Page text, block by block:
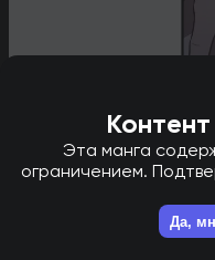
Эта манга
ограничением.
Да,
НОВАЯ ГЛАВА В ТГ